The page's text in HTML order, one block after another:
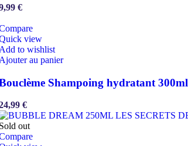
€
view
to wishlist
au panier
Shampoing hydratant 300ml
€
out